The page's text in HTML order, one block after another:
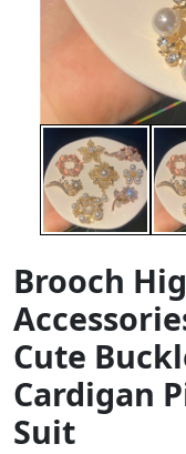
Brooch
Cute
Cardigan
Suit